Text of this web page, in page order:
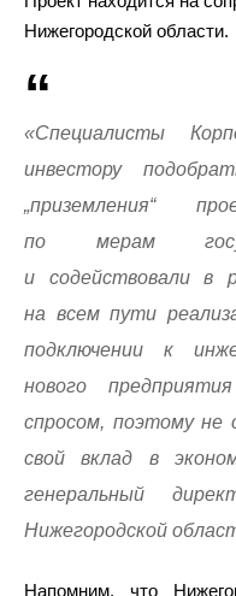
Нижегородской области.
«Специалисты
инвестору
„приземления“
по мерам
и содействовали в
на всем пути
подключении к
нового
спросом, поэтому не
свой вклад в
генеральный
Нижегородской
Напомним, что